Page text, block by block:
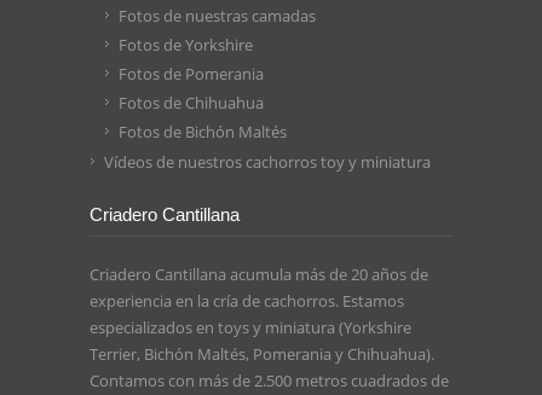
Fotos de nuestras camadas
Fotos de Yorkshire
Fotos de Pomerania
Fotos de Chihuahua
Fotos de Bichón Maltés
Vídeos de nuestros cachorros toy y miniatura
Criadero Cantillana
Criadero Cantillana acumula más de 20 años de
experiencia en la cría de cachorros. Estamos
especializados en toys y miniatura (Yorkshire
Terrier, Bichón Maltés, Pomerania y Chihuahua).
Contamos con más de 2.500 metros cuadrados de